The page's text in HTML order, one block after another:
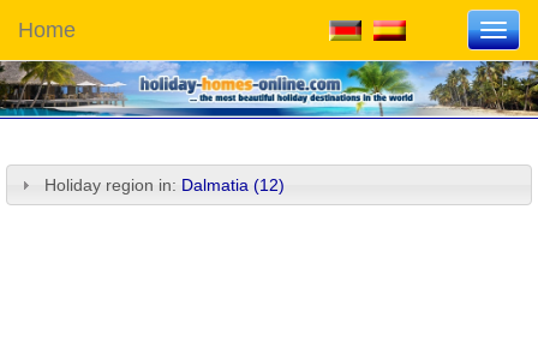
Home
Holiday region in: Dalmatia (12)